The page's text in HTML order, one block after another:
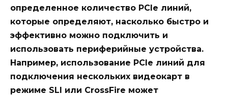
определенное количество PCIe линий,
которые определяют, насколько быстро и
эффективно можно подключить и
использовать периферийные устройства.
Например, использование PCIe линий для
подключения нескольких видеокарт в
режиме SLI или CrossFire может